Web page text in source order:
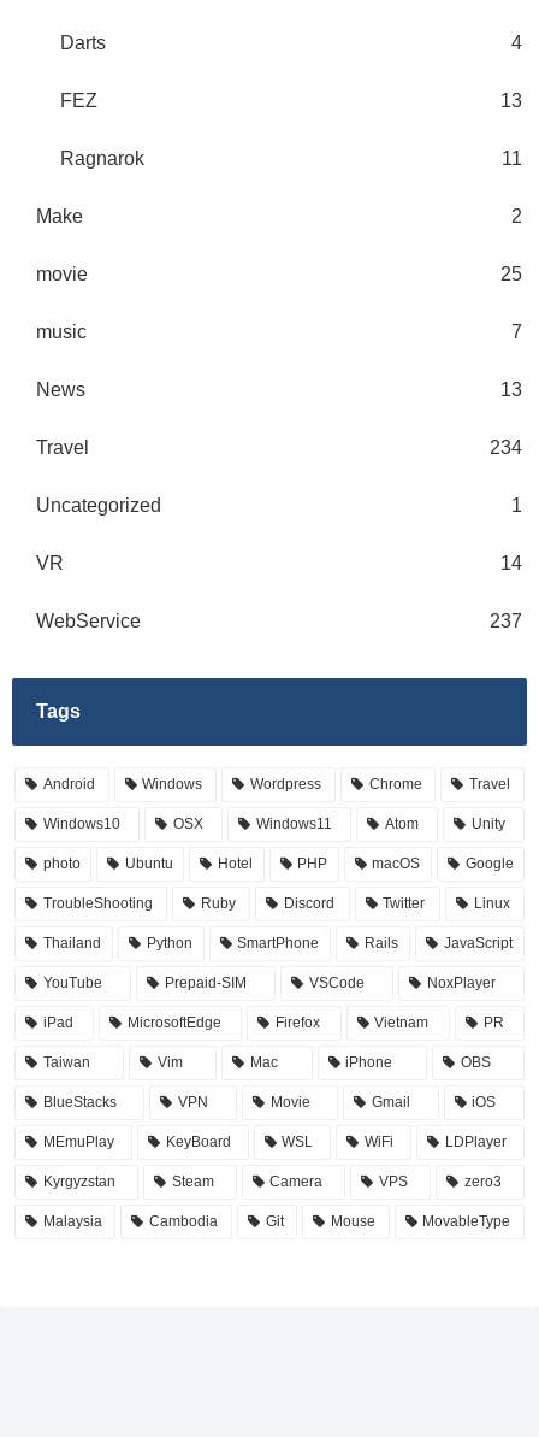
Darts 4
FEZ 13
Ragnarok 11
Make 2
movie 25
music 7
News 13
Travel 234
Uncategorized 1
VR 14
WebService 237
Tags
Android Windows Wordpress Chrome Travel
Windows10 OSX Windows11 Atom Unity
photo Ubuntu Hotel PHP macOS Google
TroubleShooting Ruby Discord Twitter Linux
Thailand Python SmartPhone Rails JavaScript
YouTube Prepaid-SIM VSCode NoxPlayer
iPad MicrosoftEdge Firefox Vietnam PR
Taiwan Vim Mac iPhone OBS
BlueStacks VPN Movie Gmail iOS
MEmuPlay KeyBoard WSL WiFi LDPlayer
Kyrgyzstan Steam Camera VPS zero3
Malaysia Cambodia Git Mouse MovableType